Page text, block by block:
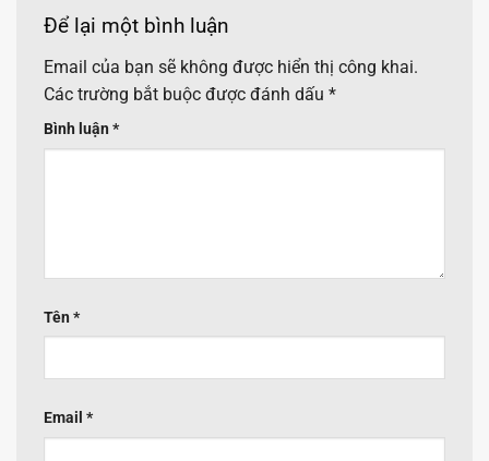
Để lại một bình luận
Email của bạn sẽ không được hiển thị công khai.
Các trường bắt buộc được đánh dấu *
Bình luận *
Tên *
Email *